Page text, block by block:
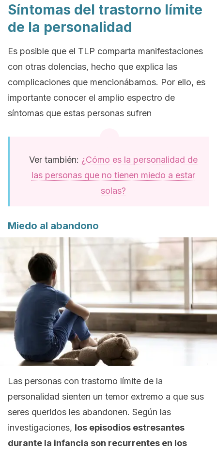
Síntomas del trastorno límite
de la personalidad
Es posible que el TLP comparta manifestaciones
con otras dolencias, hecho que explica las
complicaciones que mencionábamos. Por ello, es
importante conocer el amplio espectro de
síntomas que estas personas sufren
Ver también: ¿Cómo es la personalidad de
las personas que no tienen miedo a estar
solas?
Miedo al abandono
Las personas con trastorno límite de la
personalidad sienten un temor extremo a que sus
seres queridos les abandonen. Según las
investigaciones, los episodios estresantes
durante la infancia son recurrentes en los